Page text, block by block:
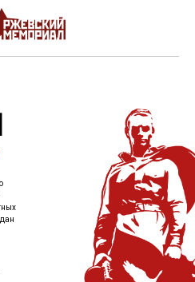
создания
полк